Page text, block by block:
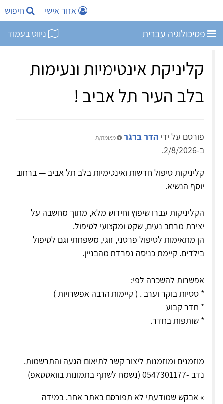
אזור אישי חיפוש
פסיכולוגיה עברית ניווט בעמוד
קליניקת אינטימיות ונעימות
בלב העיר תל אביב !
פורסם על ידי הדר ברגר מאומת/ת
ב-2/8/2026.
קליניקות טיפול חדשות ואינטימיות בלב תל אביב — ברחוב
יוסף הנשיא.
הקליניקות עברו שיפוץ וחידוש מלא, מתוך מחשבה על
יצירת מרחב נעים, שקט ומקצועי לטיפול.
הן מתאימות לטיפול פרטני, זוגי, משפחתי וגם לטיפול
בילדים. קיימת כניסה נפרדת מהבניין.
אפשרות להשכרה לפי:
* ססיות בוקר וערב . ( קיימות הרבה אפשרויות )
* חדר קבוע
* שותפות בחדר.
מוזמנים ומוזמנות ליצור קשר לתיאום הגעה והתרשמות.
נדב -0547301177 (נשמח לשתף בתמונות בוואטסאפ)
» אבקש שמודעתי לא תפורסם באתר אחר. במידה